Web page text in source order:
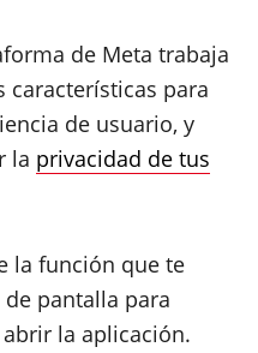
de Meta trabaja
características para
de usuario, y
la privacidad de tus
la función que te
pantalla para
la aplicación.